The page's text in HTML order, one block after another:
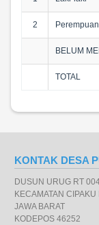
2 Perempuan
BELUM
TOTAL
KONTAK DESA
DUSUN URUG RT
KECAMATAN
JAWA BARAT
KODEPOS 46252